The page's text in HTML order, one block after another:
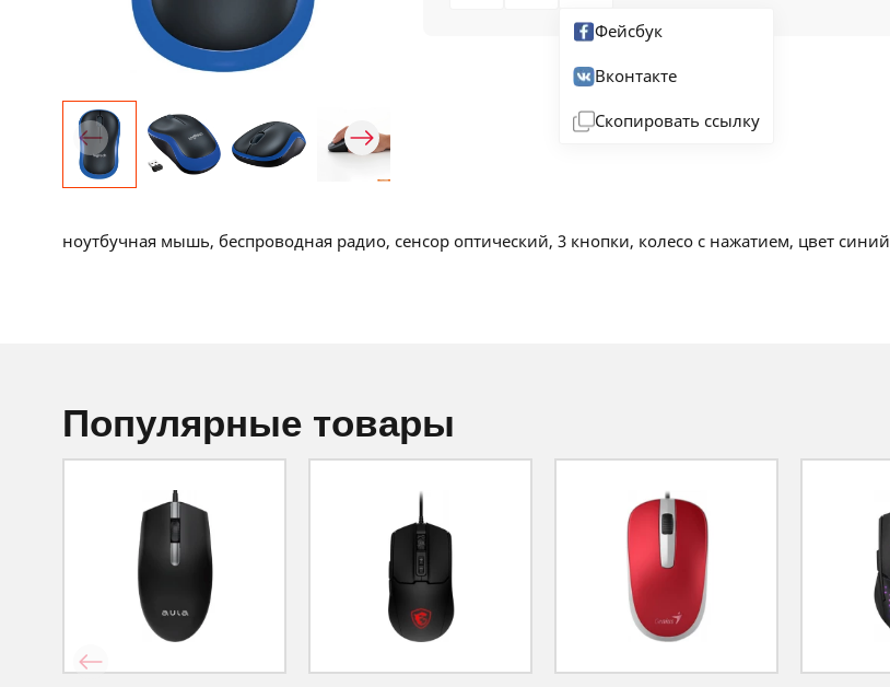
Фейсбук
Вконтакте
Скопировать ссылку
ноутбучная мышь, беспроводная радио, сенсор оптический, 3 кнопки, колесо с нажатием, цвет синий
популярные товары